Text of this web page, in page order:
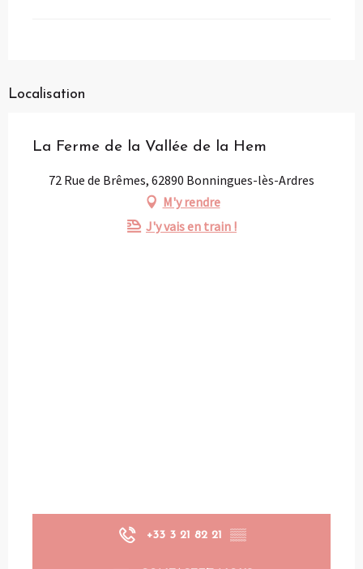
Localisation
La Ferme de la Vallée de la Hem
72 Rue de Brêmes, 62890 Bonningues-lès-Ardres
M'y rendre
J'y vais en train !
+33 3 21 82 21 ▒▒